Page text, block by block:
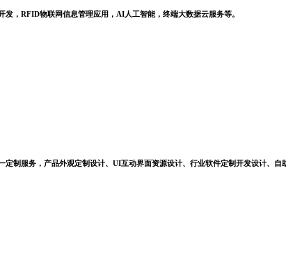
发，RFID物联网信息管理应用，AI人工智能，终端大数据云服务等。
定制服务，产品外观定制设计、UI互动界面资源设计、行业软件定制开发设计、自